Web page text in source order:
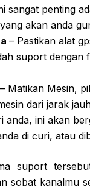
sangat penting
akan anda
– Pastikan alat
suport dengan
– Matikan Mesin,
dari jarak
anda, ini akan
di curi, atau
suport
sobat kanalmu